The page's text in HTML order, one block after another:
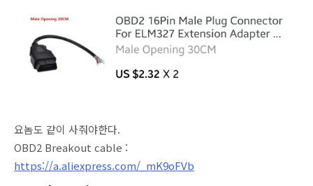
요놈도 같이 사줘야한다.
OBD2 Breakout cable :
https://a.aliexpress.com/_mK9oFVb